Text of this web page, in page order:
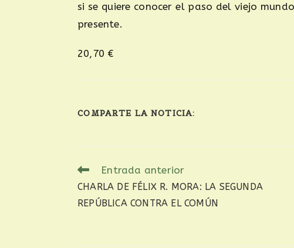
si se quiere conocer el paso del viejo
presente.
20,70 €
COMPARTE LA NOTICIA:
Entrada anterior
CHARLA DE FÉLIX R. MORA: LA SEGUNDA
REPÚBLICA CONTRA EL COMÚN